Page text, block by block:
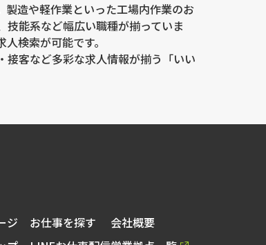
造や軽作業といった工場内作業のお
能系など幅広い職種が揃っていま
検索が可能です。
接客など多彩な求人情報が揃う「いい
ジ
お仕事を探す
会社概要